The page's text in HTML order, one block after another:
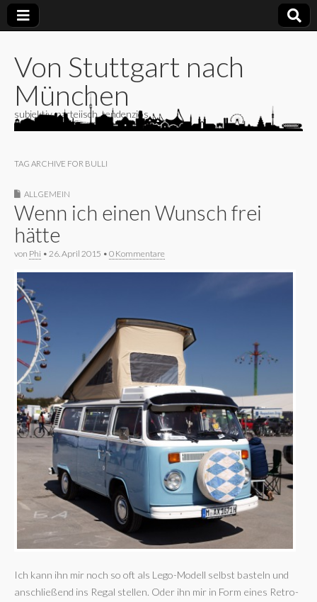
Von Stuttgart nach
München
subjektiv, parteiisch, tendenziös
TAG ARCHIVE FOR BULLI
ALLGEMEIN
Wenn ich einen Wunsch frei
hätte
von Phi • 26. April 2015 • 0 Kommentare
Ich kann ihn mir noch so oft als Lego-Modell selbst basteln und
anschließend ins Regal stellen. Oder ihn mir in Form eines Retro-